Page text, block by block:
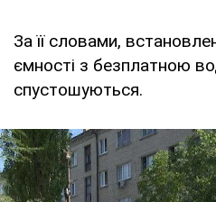
За її словами,
ємності з безплатною
спустошуються.